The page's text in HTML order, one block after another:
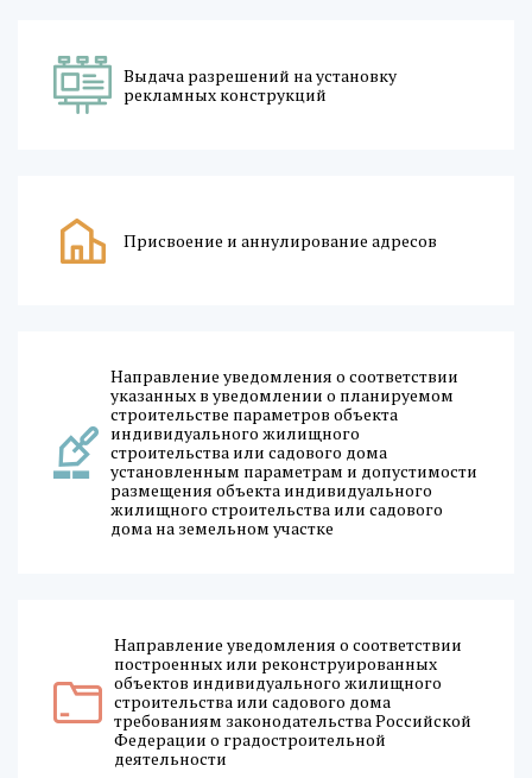
Выдача разрешений на установку
рекламных конструкций
Присвоение и аннулирование адресов
Направление уведомления о соответствии
указанных в уведомлении о планируемом
строительстве параметров объекта
индивидуального жилищного
строительства или садового дома
установленным параметрам и допустимости
размещения объекта индивидуального
жилищного строительства или садового
дома на земельном участке
Направление уведомления о соответствии
построенных или реконструированных
объектов индивидуального жилищного
строительства или садового дома
требованиям законодательства Российской
Федерации о градостроительной
деятельности